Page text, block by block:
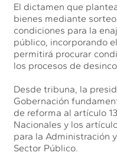
El dictamen que
bienes mediante
condiciones para la
público, incorporando
permitirá procurar
los procesos de
Desde tribuna, la
Gobernación
de reforma al artículo
Nacionales y los
para la Administración
Sector Público.